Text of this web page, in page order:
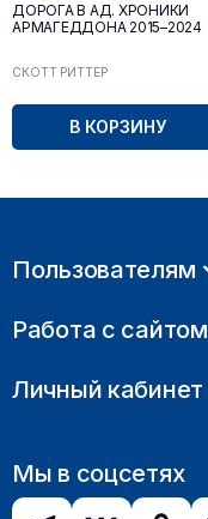
ДОРОГА В АД. ХРОНИКИ
АРМАГЕДДОНА 2015–2024
СКОТТ РИТТЕР
В КОРЗИНУ
Пользователям
Работа с сайтом
Личный кабинет
Мы в соцсетях